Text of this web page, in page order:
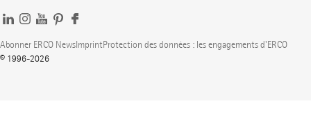
Abonner ERCO NewsImprintProtection des données : les engagements d'ERCO
© 1996-2026